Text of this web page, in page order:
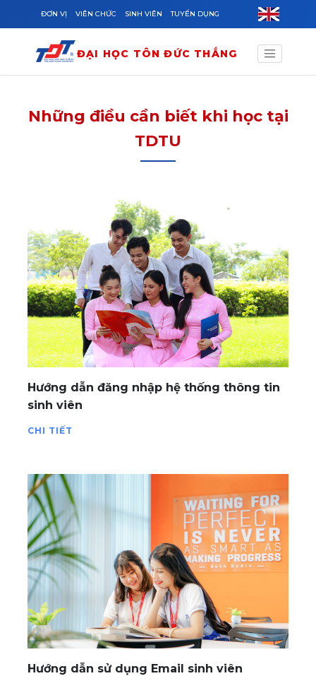
Skip to main content
ĐƠN VỊ VIÊN CHỨC SINH VIÊN TUYỂN DỤNG
ĐẠI HỌC TÔN ĐỨC THẮNG
Những điều cần biết khi học tại
TDTU
Hướng dẫn đăng nhập hệ thống thông tin
sinh viên
CHI TIẾT
Hướng dẫn sử dụng Email sinh viên